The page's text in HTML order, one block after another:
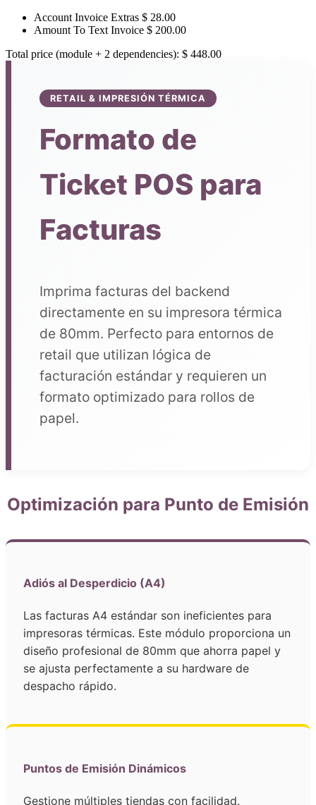
Account Invoice Extras $ 28.00
Amount To Text Invoice $ 200.00
Total price (module + 2 dependencies): $ 448.00
RETAIL & IMPRESIÓN TÉRMICA
Formato de
Ticket POS para
Facturas
Imprima facturas del backend
directamente en su impresora térmica
de 80mm. Perfecto para entornos de
retail que utilizan lógica de
facturación estándar y requieren un
formato optimizado para rollos de
papel.
Optimización para Punto de Emisión
Adiós al Desperdicio (A4)
Las facturas A4 estándar son ineficientes para
impresoras térmicas. Este módulo proporciona un
diseño profesional de 80mm que ahorra papel y
se ajusta perfectamente a su hardware de
despacho rápido.
Puntos de Emisión Dinámicos
Gestione múltiples tiendas con facilidad.